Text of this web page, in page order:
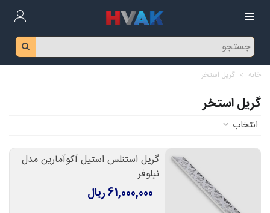
خانه > گریل استخر
گریل استخر
انتخاب
گریل استنلس استیل آکوآمارین مدل
نیلوفر
61,000,000 ریال